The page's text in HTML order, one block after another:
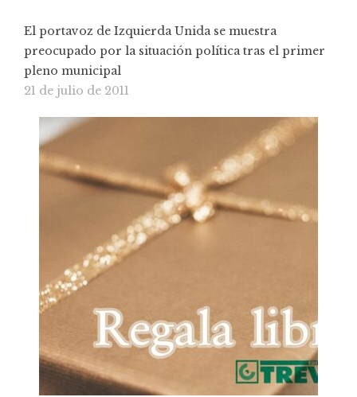
El portavoz de Izquierda Unida se muestra
preocupado por la situación política tras el primer
pleno municipal
21 de julio de 2011